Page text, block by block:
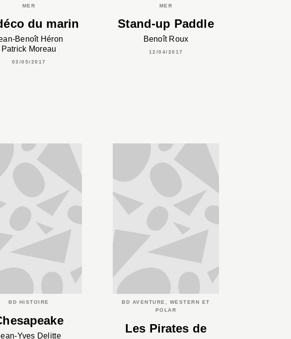
MER
du marin
Benoît Héron
Patrick Moreau
03/05/2017
MER
Stand-up Paddle
Benoît Roux
12/04/2017
BD HISTOIRE
Yves Delitte
BD AVENTURE, WESTERN ET
POLAR
Les Pirates de